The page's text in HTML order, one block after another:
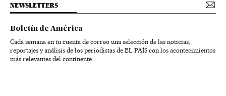
NEWSLETTERS
Boletín de América
Cada semana en tu cuenta de correo una selección de las noticias,
reportajes y análisis de los periodistas de EL PAÍS con los acontecimientos
más relevantes del continente.